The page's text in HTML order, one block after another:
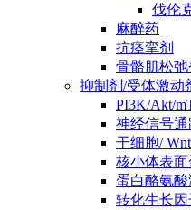
伐伦
麻醉药
抗痉挛剂
骨骼肌松弛
抑制剂/受体激动
PI3K/Akt/
神经信号通
干细胞/ Wnt
核小体表
蛋白酪氨
转化生长因